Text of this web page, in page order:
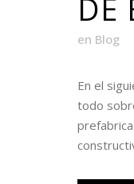
DE
en Blog
En el
todo